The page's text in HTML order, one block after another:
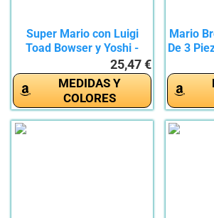
Super Mario con Luigi
Toad Bowser y Yoshi -
25,47 €
MEDIDAS Y
COLORES
Mario
De 3